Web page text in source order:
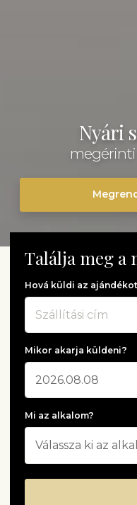
Nyári
megérinti
Találja meg a
Hová küldi az
Cím
Mikor akarja küldeni?
Dátum
Mi az alkalom?